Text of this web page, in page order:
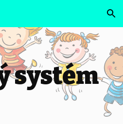
Skip to navigation
systém